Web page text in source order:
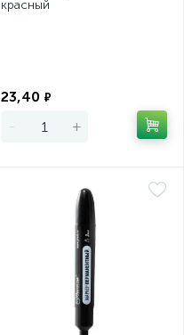
красный
23,40 ₽
- +